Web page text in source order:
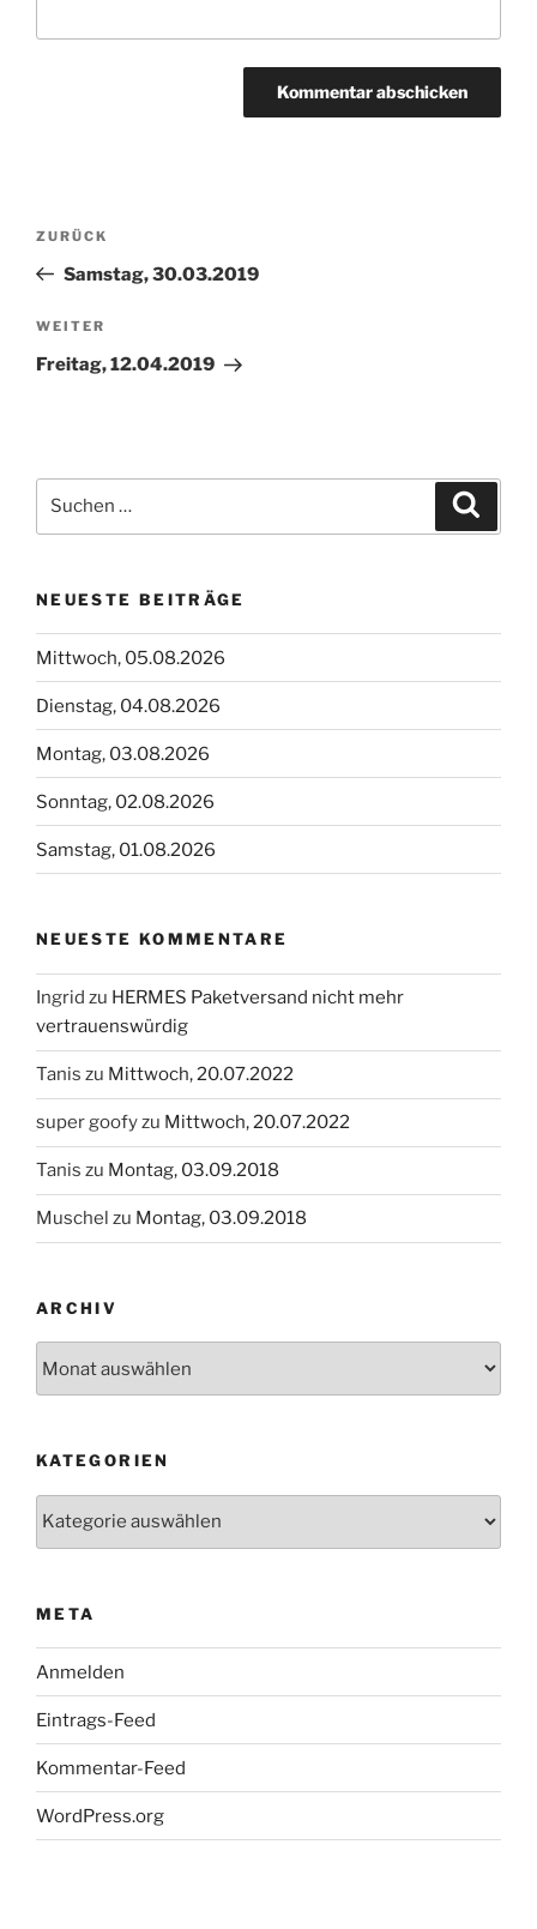
Beitragsnavigation
Vorheriger
Beitrag
ZURÜCK
Samstag, 30.03.2019
Nächster
Beitrag
WEITER
Freitag, 12.04.2019
nach:
NEUESTE BEITRÄGE
Mittwoch, 05.08.2026
Dienstag, 04.08.2026
Montag, 03.08.2026
Sonntag, 02.08.2026
Samstag, 01.08.2026
NEUESTE KOMMENTARE
Ingrid zu HERMES Paketversand nicht mehr
vertrauenswürdig
Tanis zu Mittwoch, 20.07.2022
super goofyzu Mittwoch, 20.07.2022
Tanis zu Montag, 03.09.2018
Muschel zu Montag, 03.09.2018
ARCHIV
KATEGORIEN
META
Anmelden
Eintrags-Feed
Kommentar-Feed
WordPress.org